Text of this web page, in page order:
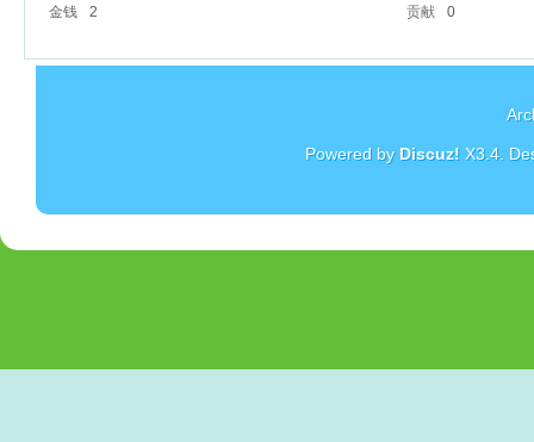
金钱
2 贡献 0
Powered by Discuz! X3.4.